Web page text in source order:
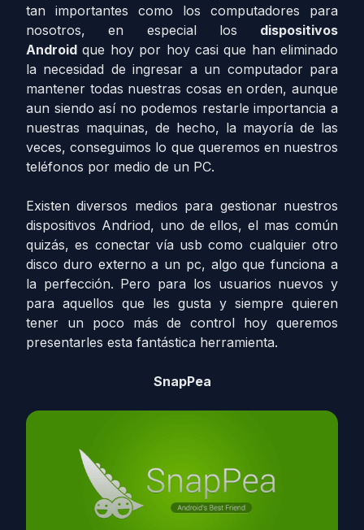
tan importantes como los computadores para
nosotros, en especial los dispositivos
Android que hoy por hoy casi que han eliminado
la necesidad de ingresar a un computador para
mantener todas nuestras cosas en orden, aunque
aun siendo así no podemos restarle importancia a
nuestras maquinas, de hecho, la mayoría de las
veces, conseguimos lo que queremos en nuestros
teléfonos por medio de un PC.
Existen diversos medios para gestionar nuestros
dispositivos Andriod, uno de ellos, el mas común
quizás, es conectar vía usb como cualquier otro
disco duro externo a un pc, algo que funciona a
la perfección. Pero para los usuarios nuevos y
para aquellos que les gusta y siempre quieren
tener un poco más de control hoy queremos
presentarles esta fantástica herramienta.
SnapPea